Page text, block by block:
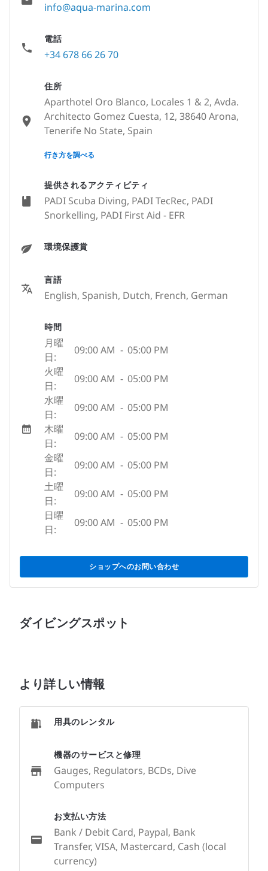
提供されるアクティビティ
PADI Scuba Diving, PADI TecRec, PADI
Snorkelling, PADI First Aid - EFR
環境保護賞
言語
English, Spanish, Dutch, French, German
時間
月曜
日:
09:00 AM - 05:00 PM
火曜
日:
09:00 AM - 05:00 PM
水曜
日:
09:00 AM - 05:00 PM
木曜
日:
09:00 AM - 05:00 PM
金曜
日:
09:00 AM - 05:00 PM
土曜
日:
09:00 AM - 05:00 PM
日曜
日:
09:00 AM - 05:00 PM
ショップへのお問い合わせ
info@aqua-marina.com
電話
+34 678 66 26 70
住所
Aparthotel Oro Blanco, Locales 1 & 2, Avda.
Architecto Gomez Cuesta, 12, 38640 Arona,
Tenerife No State, Spain
None
行き方を調べる
ダイビングスポット
より詳しい情報
用具のレンタル
機器のサービスと修理
Gauges, Regulators, BCDs, Dive
Computers
お支払い方法
Bank / Debit Card, Paypal, Bank
Transfer, VISA, Mastercard, Cash (local
currency)